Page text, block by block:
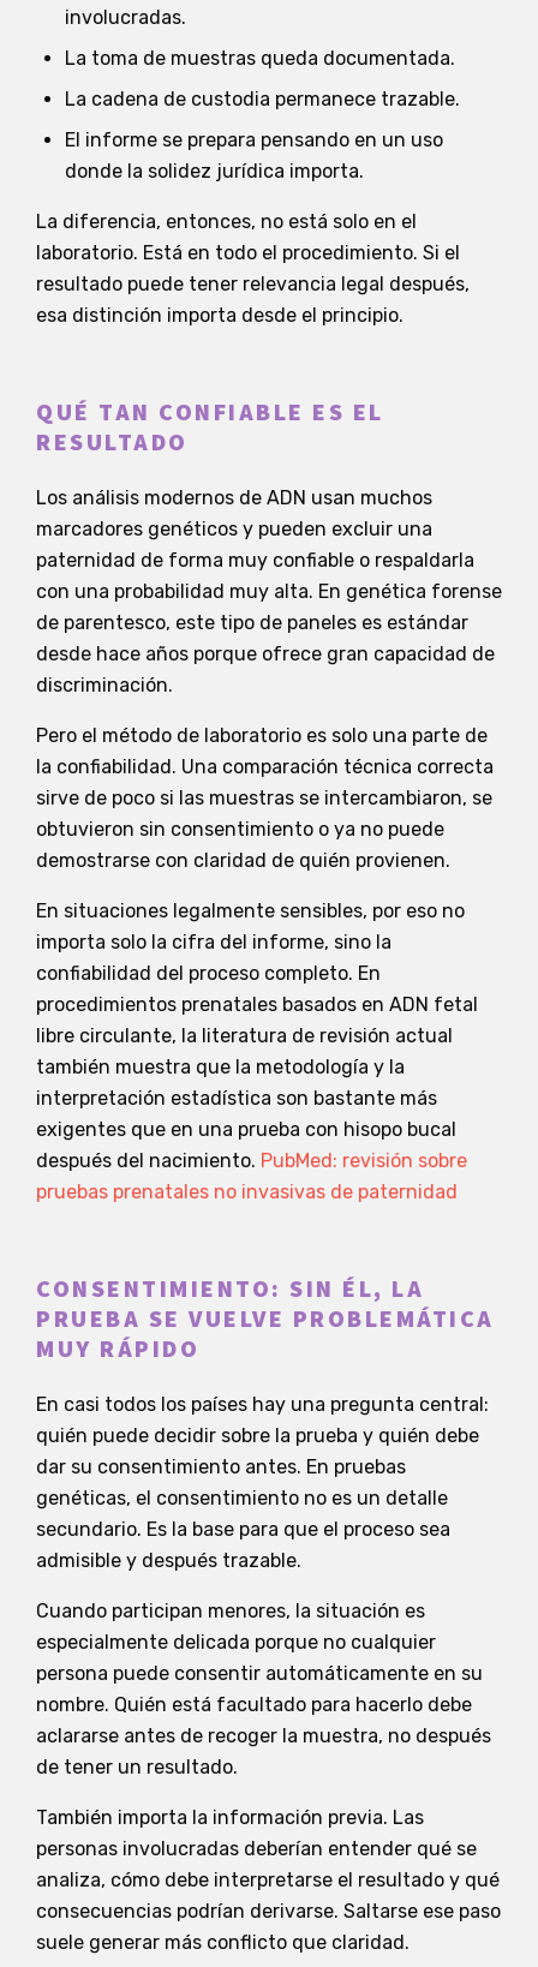
involucradas.
La toma de muestras queda documentada.
La cadena de custodia permanece trazable.
El informe se prepara pensando en un uso
donde la solidez jurídica importa.
La diferencia, entonces, no está solo en el
laboratorio. Está en todo el procedimiento. Si el
resultado puede tener relevancia legal después,
esa distinción importa desde el principio.
QUÉ TAN CONFIABLE ES EL
RESULTADO
Los análisis modernos de ADN usan muchos
marcadores genéticos y pueden excluir una
paternidad de forma muy confiable o respaldarla
con una probabilidad muy alta. En genética forense
de parentesco, este tipo de paneles es estándar
desde hace años porque ofrece gran capacidad de
discriminación.
Pero el método de laboratorio es solo una parte de
la confiabilidad. Una comparación técnica correcta
sirve de poco si las muestras se intercambiaron, se
obtuvieron sin consentimiento o ya no puede
demostrarse con claridad de quién provienen.
En situaciones legalmente sensibles, por eso no
importa solo la cifra del informe, sino la
confiabilidad del proceso completo. En
procedimientos prenatales basados en ADN fetal
libre circulante, la literatura de revisión actual
también muestra que la metodología y la
interpretación estadística son bastante más
exigentes que en una prueba con hisopo bucal
después del nacimiento. PubMed: revisión sobre
pruebas prenatales no invasivas de paternidad
CONSENTIMIENTO: SIN ÉL, LA
PRUEBA SE VUELVE PROBLEMÁTICA
MUY RÁPIDO
En casi todos los países hay una pregunta central:
quién puede decidir sobre la prueba y quién debe
dar su consentimiento antes. En pruebas
genéticas, el consentimiento no es un detalle
secundario. Es la base para que el proceso sea
admisible y después trazable.
Cuando participan menores, la situación es
especialmente delicada porque no cualquier
persona puede consentir automáticamente en su
nombre. Quién está facultado para hacerlo debe
aclararse antes de recoger la muestra, no después
de tener un resultado.
También importa la información previa. Las
personas involucradas deberían entender qué se
analiza, cómo debe interpretarse el resultado y qué
consecuencias podrían derivarse. Saltarse ese paso
suele generar más conflicto que claridad.